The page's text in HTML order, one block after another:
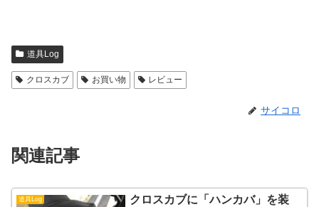
道具Log
クロスカブ お買い物 レビュー
サイコロ
関連記事
道具Log
クロスカブに「ハンカバ」を装